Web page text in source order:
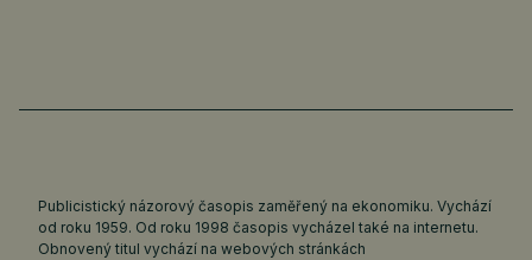
Publicistický názorový časopis zaměřený na ekonomiku. Vychází
od roku 1959. Od roku 1998 časopis vycházel také na internetu.
Obnovený titul vychází na webových stránkách